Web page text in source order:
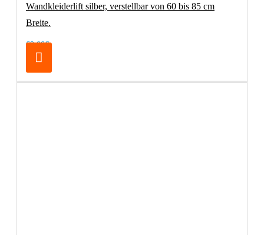
Wandkleiderlift silber, verstellbar von 60 bis 85 cm
Breite.
69,00€